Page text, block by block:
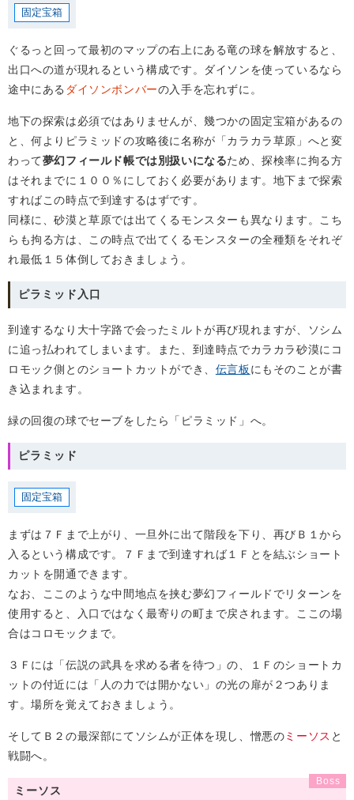
固定宝箱
ぐるっと回って最初のマップの右上にある竜の球を解放すると、
出口への道が現れるという構成です。ダイソンを使っているなら
途中にある ダイソンボンバーの入手を忘れずに。
地下の探索は必須ではありませんが、幾つかの固定宝箱があるの
と、何よりピラミッドの攻略後に名称が「カラカラ草原」へと変
わって夢幻フィールド帳では別扱いになるため、探検率に拘る方
はそれまでに１００％にしておく必要があります。地下まで探索
すればこの時点で到達するはずです。
同様に、砂漠と草原では出てくるモンスターも異なります。こち
らも拘る方は、この時点で出てくるモンスターの全種類をそれぞ
れ最低１５体倒しておきましょう。
ピラミッド入口
到達するなり大十字路で会ったミルトが再び現れますが、ソシム
に追っ払われてしまいます。また、到達時点でカラカラ砂漠にコ
ロモック側とのショートカットができ、 伝言板 にもそのことが書
き込まれます。
緑の回復の球でセーブをしたら「ピラミッド」へ。
ピラミッド
固定宝箱
まずは７Ｆまで上がり、一旦外に出て階段を下り、再びＢ１から
入るという構成です。７Ｆまで到達すれば１Ｆとを結ぶショート
カットを開通できます。
なお、ここのような中間地点を挟む夢幻フィールドでリターンを
使用すると、入口ではなく最寄りの町まで戻されます。ここの場
合はコロモックまで。
３Ｆには「伝説の武具を求める者を待つ」の、１Ｆのショートカ
ットの付近には「人の力では開かない」の光の扉が２つありま
す。場所を覚えておきましょう。
そしてＢ２の最深部にてソシムが正体を現し、憎悪のミーソス と
戦闘へ。
ミーソス